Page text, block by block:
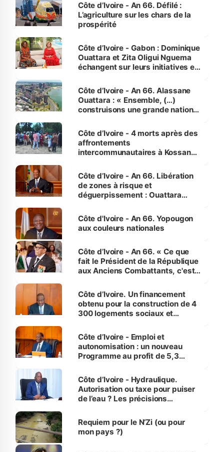
Côte d’Ivoire - An 66. Défilé :
L’agriculture sur les chars de la
prospérité
Côte d’Ivoire - Gabon : Dominique
Ouattara et Zita Oligui Nguema
échangent sur leurs initiatives en
enfants
Côte d’Ivoire - An 66. Alassane
Ouattara : « Ensemble, (…)
construisons une grande nation
générations futures »
Côte d’Ivoire - 4 morts après des
affrontements
intercommunautaires à Kossandji
milieu des sinistrés
Côte d’Ivoire - An 66. Libération
de zones à risque et
déguerpissement : Ouattara
l'Etat de droit pour préserver les
vies humaines »
Côte d'Ivoire - An 66. Yopougon
aux couleurs nationales
Côte d’Ivoire - An 66. « Ce que
fait le Président de la République
aux Anciens Combattants, c'est
Côte d’Ivoire. Un financement
obtenu pour la construction de 4
300 logements sociaux et
et Yamoussoukro
Côte d’Ivoire - Emploi et
autonomisation : un nouveau
Programme au profit de 5,3
Côte d’Ivoire - Hydraulique.
Autorisation ou taxe pour puiser
de l’eau ? Les précisions
Requiem pour le N’Zi (ou pour
mon pays ?)